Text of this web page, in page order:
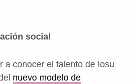
social
a conocer el talento de Iosu
nuevo modelo de